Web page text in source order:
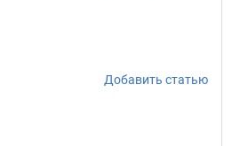
Добавить статью